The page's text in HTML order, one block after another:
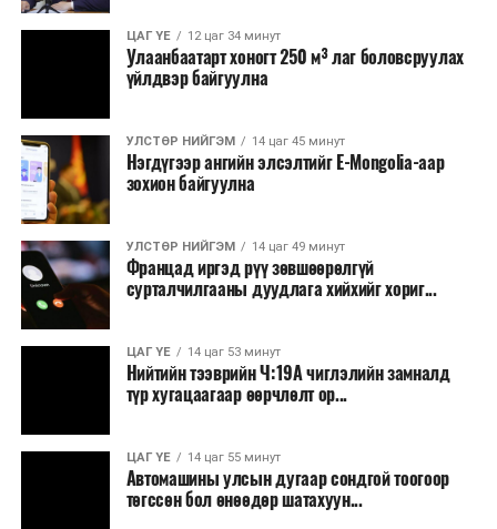
өргөн
мэдүүлсэн,
·Засгийн
газрын тусгай
хуульд
өөрчлөлт
оруулах тухай
/Засгийн
газар
2023.10.24-
өргөн
мэдүүлсэн,
хэлэлцэх
Зайлшгүй шаардлагагүй тоног төхөөрөмж,
тавилга, автомашин худалдан авах;
Батлан хамгаалах, хууль зүйн салбараас бусад
Хуулиар заавал мэдээлэхээс бусад кино,
контент, хэвлэлийн зардал;
Заавал олгохоос бусад тэтгэмж, урамшуулал.
Санхүүгийн хэмнэлтийн горимыг 2026 оны
арванхоёрдугаар сарын 31 хүртэл мөрдөнө. Харин
эрүүл мэндийн салбар уг хэмнэлтийн горимд
хамрагдахгүй бөгөөд цэцэрлэг, сургуулийн хүүхдийн
эрт илрүүлэг, вакцинжуулалт, томуу, томуу төст
өвчний эсрэг арга хэмжээ зэрэг зайлшгүй
үргэлжилнэ гэж Ерөнхий сайд Н.Учрал онцоллоо.
Мөн бүх шатны төсвийн ерөнхийлөн захирагч нарт
салбар бүрдээ урсгал зардлыг 20 хувиар бууруулах,
ЦАГ ҮЕ 12 цаг 34 минут
Улаанбаатарт хоногт 250 м³ лаг боловсруулах
үйлдвэр байгуулна
УЛСТӨР НИЙГЭМ 14 цаг 45 минут
Нэгдүгээр ангийн элсэлтийг E-Mongolia-аар
зохион байгуулна
УЛСТӨР НИЙГЭМ 14 цаг 49 минут
Францад иргэд рүү зөвшөөрөлгүй
сурталчилгааны дуудлага хийхийг хориг...
ЦАГ ҮЕ 14 цаг 53 минут
Нийтийн тээврийн Ч:19А чиглэлийн замналд
түр хугацаагаар өөрчлөлт ор...
ЦАГ ҮЕ 14 цаг 55 минут
Автомашины улсын дугаар сондгой тоогоор
төгссөн бол өнөөдөр шатахуун...